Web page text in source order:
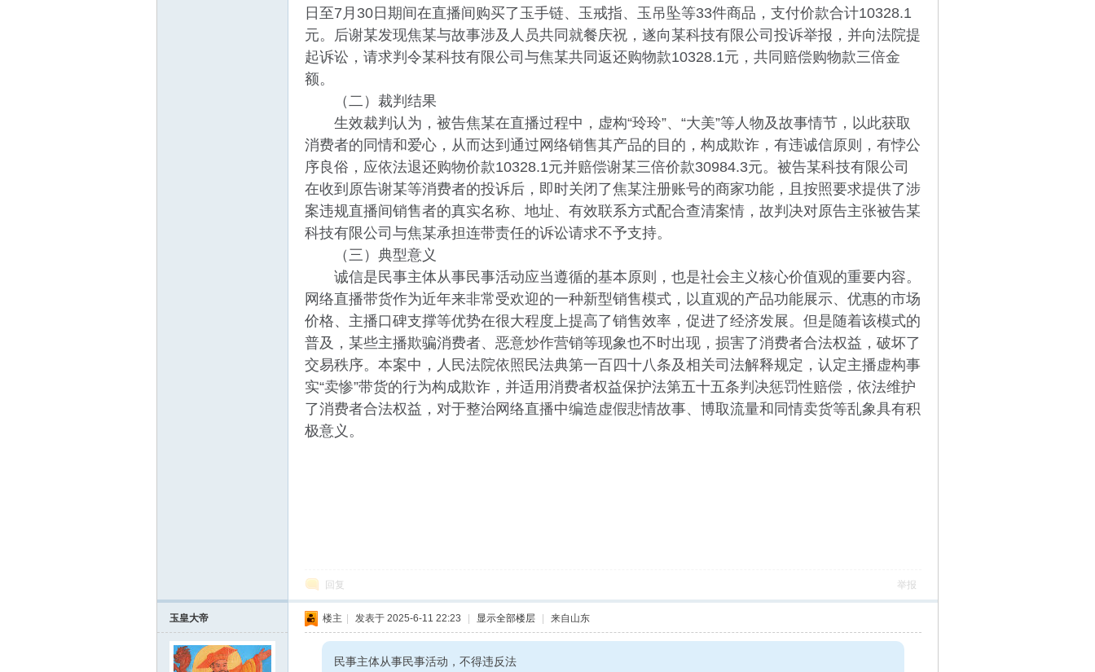
日至7月30日期间在直播间购买了玉手链、玉戒指、玉吊坠等33件商品，支付价款合计10328.1
元。后谢某发现焦某与故事涉及人员共同就餐庆祝，遂向某科技有限公司投诉举报，并向法院提
起诉讼，请求判令某科技有限公司与焦某共同返还购物款10328.1元，共同赔偿购物款三倍金
额。
（二）裁判结果
生效裁判认为，被告焦某在直播过程中，虚构“玲玲”、“大美”等人物及故事情节，以此获取
消费者的同情和爱心，从而达到通过网络销售其产品的目的，构成欺诈，有违诚信原则，有悖公
序良俗，应依法退还购物价款10328.1元并赔偿谢某三倍价款30984.3元。被告某科技有限公司
在收到原告谢某等消费者的投诉后，即时关闭了焦某注册账号的商家功能，且按照要求提供了涉
案违规直播间销售者的真实名称、地址、有效联系方式配合查清案情，故判决对原告主张被告某
科技有限公司与焦某承担连带责任的诉讼请求不予支持。
（三）典型意义
诚信是民事主体从事民事活动应当遵循的基本原则，也是社会主义核心价值观的重要内容。
网络直播带货作为近年来非常受欢迎的一种新型销售模式，以直观的产品功能展示、优惠的市场
价格、主播口碑支撑等优势在很大程度上提高了销售效率，促进了经济发展。但是随着该模式的
普及，某些主播欺骗消费者、恶意炒作营销等现象也不时出现，损害了消费者合法权益，破坏了
交易秩序。本案中，人民法院依照民法典第一百四十八条及相关司法解释规定，认定主播虚构事
实“卖惨”带货的行为构成欺诈，并适用消费者权益保护法第五十五条判决惩罚性赔偿，依法维护
了消费者合法权益，对于整治网络直播中编造虚假悲情故事、博取流量和同情卖货等乱象具有积
极意义。
回复 举报
玉皇大帝 楼主 发表于 2025-6-11 22:23 显示全部楼层 来自山东
民事主体从事民事活动，不得违反法